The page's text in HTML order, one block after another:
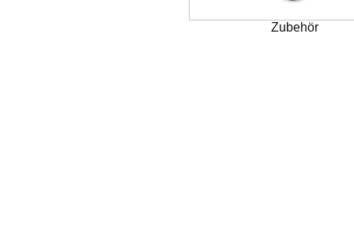
Zubehör